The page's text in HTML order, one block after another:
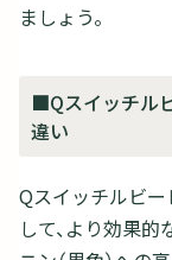
ましょう。
■Qスイッチル
違い
Qスイッチルビー
して、より効果的